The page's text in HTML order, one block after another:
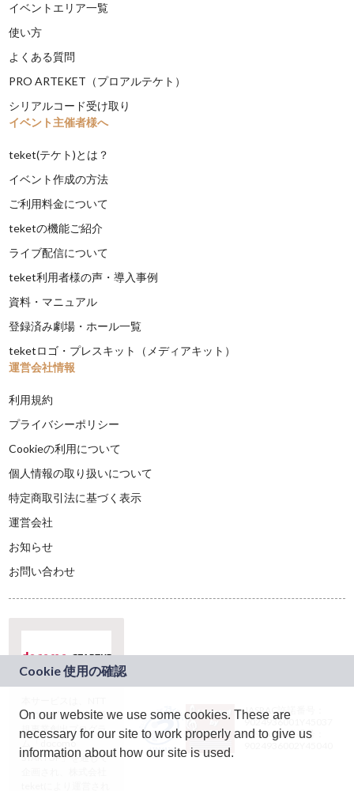
イベントエリア一覧
使い方
よくある質問
PRO ARTEKET（プロアルテケト）
シリアルコード受け取り
イベント主催者様へ
teket(テケト)とは？
イベント作成の方法
ご利用料金について
teketの機能ご紹介
ライブ配信について
teket利用者様の声・導入事例
資料・マニュアル
登録済み劇場・ホール一覧
teketロゴ・プレスキット（メディアキット）
運営会社情報
利用規約
プライバシーポリシー
Cookieの利用について
個人情報の取り扱いについて
特定商取引法に基づく表示
運営会社
お知らせ
お問い合わせ
ドコモグループの新
規事業創出プログラ
ム「docomo
STARTUP」を通じて
JASRAC許諾番号：
9024936001Y45037
JASRAC許諾番号：
On our website we use some cookies. These are
necessary for our site to work properly and to give us
information about how our site is used.